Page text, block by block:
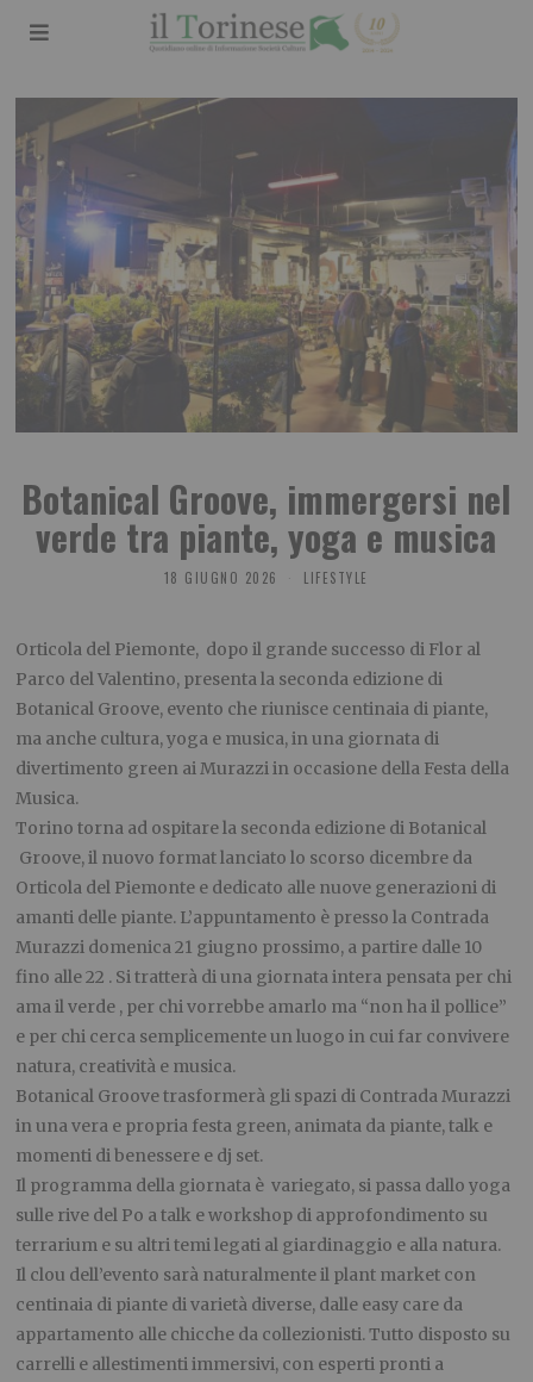
Botanical Groove, immergersi nel
verde tra piante, yoga e musica
18 GIUGNO 2026 LIFESTYLE
Orticola del Piemonte, dopo il grande successo di Flor al
Parco del Valentino, presenta la seconda edizione di
Botanical Groove, evento che riunisce centinaia di piante,
ma anche cultura, yoga e musica, in una giornata di
divertimento green ai Murazzi in occasione della Festa della
Musica.
Torino torna ad ospitare la seconda edizione di Botanical
Groove, il nuovo format lanciato lo scorso dicembre da
Orticola del Piemonte e dedicato alle nuove generazioni di
amanti delle piante. L’appuntamento è presso la Contrada
Murazzi domenica 21 giugno prossimo, a partire dalle 10
fino alle 22 . Si tratterà di una giornata intera pensata per chi
ama il verde , per chi vorrebbe amarlo ma “non ha il pollice”
e per chi cerca semplicemente un luogo in cui far convivere
natura, creatività e musica.
Botanical Groove trasformerà gli spazi di Contrada Murazzi
in una vera e propria festa green, animata da piante, talk e
momenti di benessere e dj set.
Il programma della giornata è variegato, si passa dallo yoga
sulle rive del Po a talk e workshop di approfondimento su
terrarium e su altri temi legati al giardinaggio e alla natura.
Il clou dell’evento sarà naturalmente il plant market con
centinaia di piante di varietà diverse, dalle easy care da
appartamento alle chicche da collezionisti. Tutto disposto su
carrelli e allestimenti immersivi, con esperti pronti a